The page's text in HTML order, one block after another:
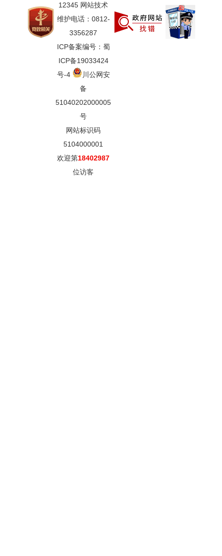
12345 网站技术
维护电话：0812-
3356287
ICP备案编号：蜀
ICP备19033424
号-4
川公网安
备
51040202000005
号
网站标识码
5104000001
欢迎第18402987
位访客